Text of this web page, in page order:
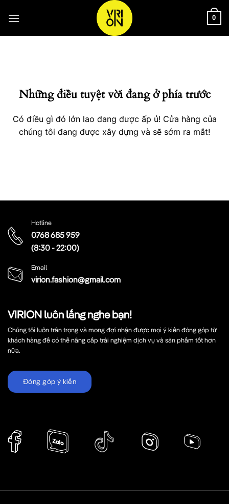
qua
0
Những điều tuyệt vời đang ở phía trước
Có điều gì đó lớn lao đang được ấp ủ! Cửa hàng của
chúng tôi đang được xây dựng và sẽ sớm ra mắt!
VIRION luôn lắng nghe bạn!
Chúng tôi luôn trân trọng và mong đợi nhận được mọi ý kiến đóng góp từ
khách hàng để có thể nâng cấp trải nghiệm dịch vụ và sản phẩm tốt hơn
nữa.
Đóng góp ý kiến
Hotline
0768 685 959
(8:30 - 22:00)
Email
virion.fashion@gmail.com